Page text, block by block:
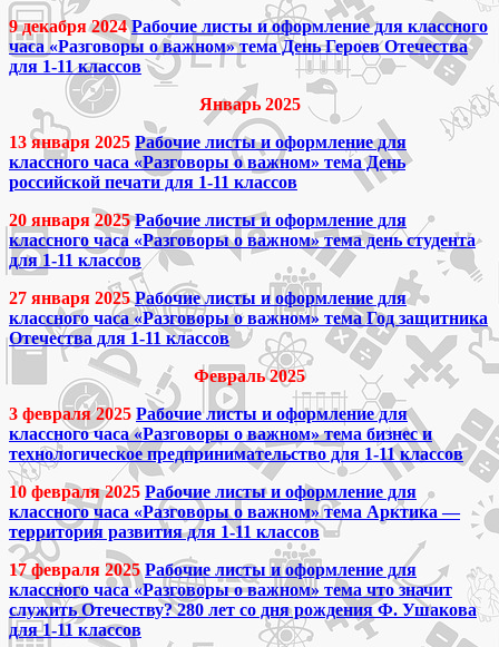
9 декабря 2024Рабочие листы и оформление для классного
часа «Разговоры о важном» тема День Героев Отечества
для 1-11 классов
Январь 2025
13 января 2025 Рабочие листы и оформление для
классного часа «Разговоры о важном» тема День
российской печати для 1-11 классов
20 января 2025 Рабочие листы и оформление для
классного часа «Разговоры о важном» тема день студента
для 1-11 классов
27 января 2025 Рабочие листы и оформление для
классного часа «Разговоры о важном» тема Год защитника
Отечества для 1-11 классов
Февраль 2025
3 февраля 2025 Рабочие листы и оформление для
классного часа «Разговоры о важном» тема бизнес и
технологическое предпринимательство для 1-11 классов
10 февраля 2025 Рабочие листы и оформление для
классного часа «Разговоры о важном» тема Арктика —
территория развития для 1-11 классов
17 февраля 2025 Рабочие листы и оформление для
классного часа «Разговоры о важном» тема что значит
служить Отечеству? 280 лет со дня рождения Ф. Ушакова
для 1-11 классов